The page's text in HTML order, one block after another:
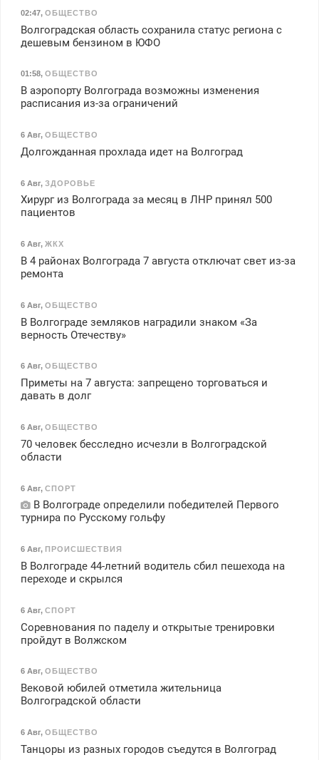
02:47, ОБЩЕСТВО
Волгоградская область сохранила статус региона с
дешевым бензином в ЮФО
01:58, ОБЩЕСТВО
В аэропорту Волгограда возможны изменения
расписания из-за ограничений
6 Авг, ОБЩЕСТВО
Долгожданная прохлада идет на Волгоград
6 Авг, ЗДОРОВЬЕ
Хирург из Волгограда за месяц в ЛНР принял 500
пациентов
6 Авг, ЖКХ
В 4 районах Волгограда 7 августа отключат свет из-за
ремонта
6 Авг, ОБЩЕСТВО
В Волгограде земляков наградили знаком «За
верность Отечеству»
6 Авг, ОБЩЕСТВО
Приметы на 7 августа: запрещено торговаться и
давать в долг
6 Авг, ОБЩЕСТВО
70 человек бесследно исчезли в Волгоградской
области
6 Авг, СПОРТ
В Волгограде определили победителей Первого
турнира по Русскому гольфу
6 Авг, ПРОИСШЕСТВИЯ
В Волгограде 44-летний водитель сбил пешехода на
переходе и скрылся
6 Авг, СПОРТ
Соревнования по паделу и открытые тренировки
пройдут в Волжском
6 Авг, ОБЩЕСТВО
Вековой юбилей отметила жительница
Волгоградской области
6 Авг, ОБЩЕСТВО
Танцоры из разных городов съедутся в Волгоград